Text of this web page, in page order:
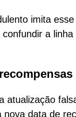
imita
a
atualização
data de